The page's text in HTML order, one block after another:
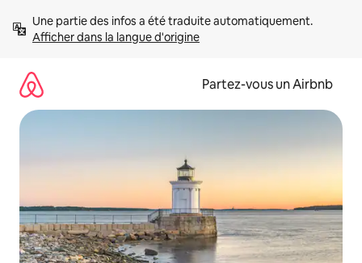
directement
Afficher dans la langue d'origine
Partez-vous un Airbnb